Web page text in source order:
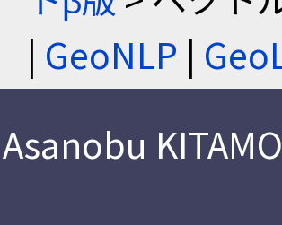
| GeoNLP |
Asanobu